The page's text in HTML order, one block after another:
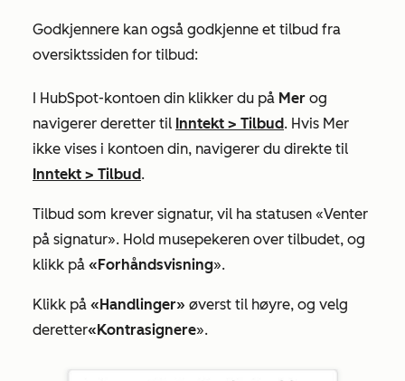
Godkjennere kan også godkjenne et tilbud fra
oversiktssiden for tilbud:
I HubSpot-kontoen din klikker du på Mer og
navigerer deretter til Inntekt > Tilbud. Hvis Mer
ikke vises i kontoen din, navigerer du direkte til
Inntekt > Tilbud.
Tilbud som krever signatur, vil ha statusen «Venter
på signatur». Hold musepekeren over tilbudet, og
klikk på «Forhåndsvisning».
Klikk på «Handlinger» øverst til høyre, og velg
deretter«Kontrasignere».